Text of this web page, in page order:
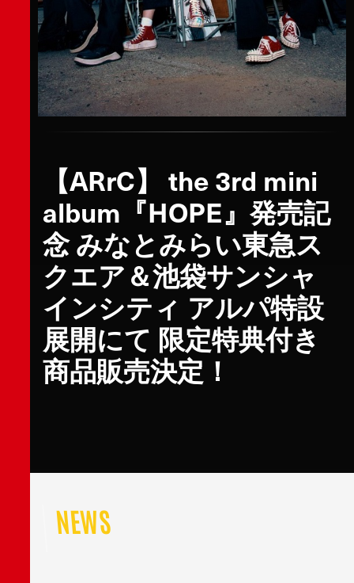
【ARrC】 the 3rd mini
album『HOPE』発売記
念 みなとみらい東急ス
クエア＆池袋サンシャ
インシティ アルパ特設
展開にて 限定特典付き
商品販売決定！
NEWS